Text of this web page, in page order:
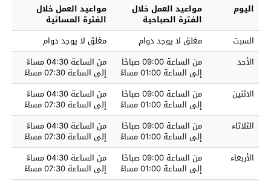
اليوم مواعيد العمل خلال
الفترة الصباحية
مواعيد العمل خلال
الفترة المسائية
السبت
مغلق لا يوجد دوام
مغلق لا يوجد دوام
الأحد
من الساعة 09:00 صباحًا
إلى الساعة 01:00 مساءً
من الساعة 04:30 مساءً
إلى الساعة 07:30 مساءً
الاثنين
من الساعة 09:00 صباحًا
إلى الساعة 01:00 مساءً
من الساعة 04:30 مساءً
إلى الساعة 07:30 مساءً
الثلاثاء
من الساعة 09:00 صباحًا
إلى الساعة 01:00 مساءً
من الساعة 04:30 مساءً
إلى الساعة 07:30 مساءً
الأربعاء
من الساعة 09:00 صباحًا
إلى الساعة 01:00 مساءً
من الساعة 04:30 مساءً
إلى الساعة 07:30 مساءً